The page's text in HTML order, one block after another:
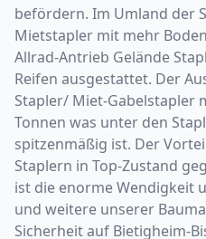
befördern. Im Umland der
Mietstapler mit mehr
Allrad-Antrieb Gelände
Reifen ausgestattet. Der
Stapler/ Miet-Gabelstapler
Tonnen was unter den
spitzenmäßig ist. Der
Staplern in Top-Zustand
ist die enorme Wendigkeit
und weitere unserer
Sicherheit auf Bietigheim-